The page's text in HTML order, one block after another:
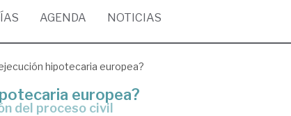
AGENDA NOTICIAS
hipotecaria europea?
europea?
del proceso civil